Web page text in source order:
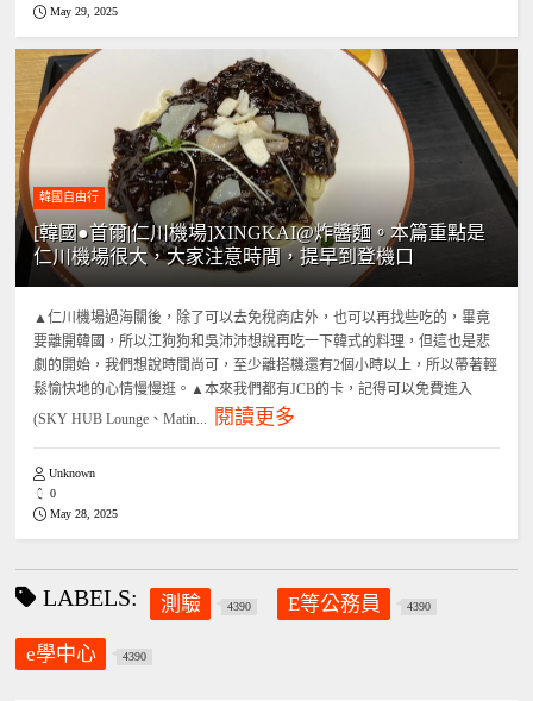
May 29, 2025
韓國自由行
[韓國●首爾|仁川機場]XINGKAI@炸醬麵。本篇重點是
仁川機場很大，大家注意時間，提早到登機口
▲仁川機場過海關後，除了可以去免稅商店外，也可以再找些吃的，畢竟
要離開韓國，所以江狗狗和吳沛沛想說再吃一下韓式的料理，但這也是悲
劇的開始，我們想說時間尚可，至少離搭機還有2個小時以上，所以帶著輕
鬆愉快地的心情慢慢逛。▲本來我們都有JCB的卡，記得可以免費進入
(SKY HUB Lounge、Matin...
閱讀更多
Unknown
0
May 28, 2025
LABELS: 測驗 4390 E等公務員 4390
e學中心 4390